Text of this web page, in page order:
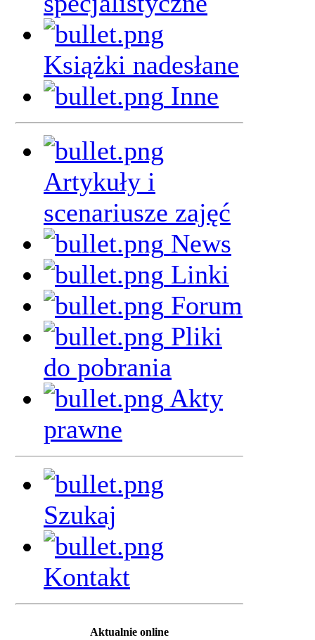
Książki nadesłane
Inne
Artykuły i
scenariusze zajęć
News
Linki
Forum
Pliki
do pobrania
Akty
prawne
Szukaj
Kontakt
Aktualnie online